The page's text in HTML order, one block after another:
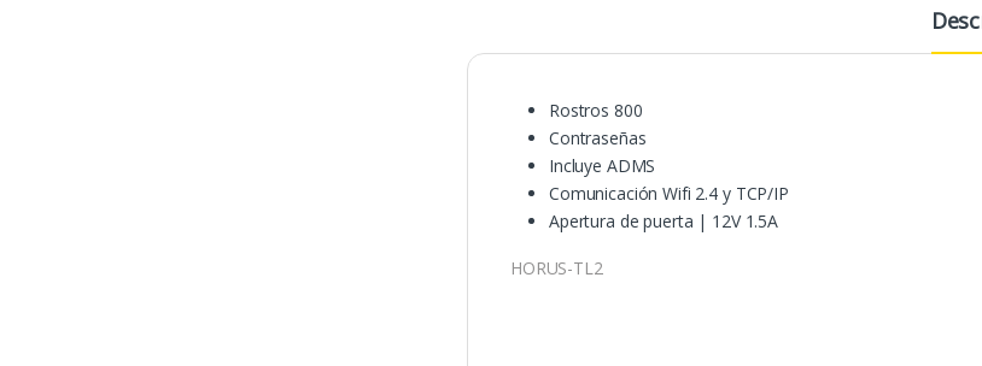
Rostros 800
Contraseñas
Incluye ADMS
Comunicación Wifi 2.4 y TCP/IP
Apertura de puerta | 12V 1.5A
HORUS-TL2